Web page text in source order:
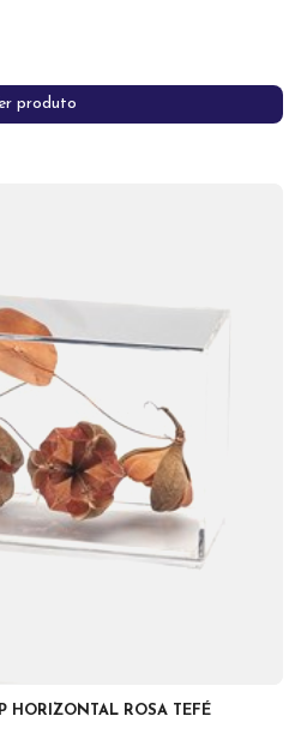
produto
HORIZONTAL ROSA TEFÉ